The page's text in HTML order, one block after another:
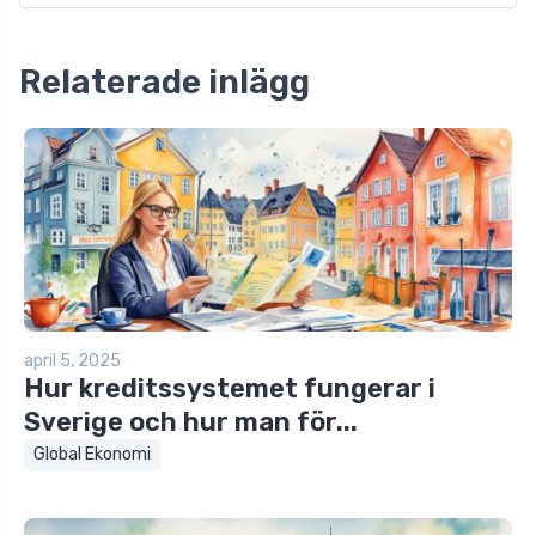
Relaterade inlägg
april 5, 2025
Hur kreditssystemet fungerar i
Sverige och hur man för...
Global Ekonomi